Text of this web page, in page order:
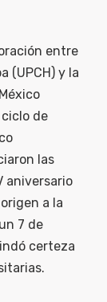
entre
(UPCH) y la
ciclo de
las
aniversario
a la
7 de
certeza